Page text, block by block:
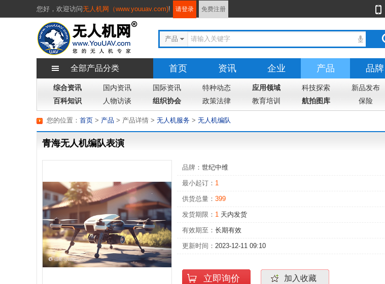
您好， 欢迎访问无人机网（www.youuav.com)! 请登录 免费注册
产品
全部产品分类 首页 资讯 企业 产品 品牌
专题
杂志 地图
综合资讯 国内资讯 国际资讯 特种动态 应用领域 科技探索 新品发布
百科知识
人物访谈 组织协会 政策法律 教育培训 航拍图库 保险
您的位置： 首页 > 产品 > 无人机服务 > 无人机编队
> 产品详情
青海无人机编队表演
品牌： 世纪中维
最小起订： 1
供货总量： 399
发货期限： 1 天内发货
有效期至： 长期有效
更新时间： 2023-12-11 09:10
立即询价 加入收藏